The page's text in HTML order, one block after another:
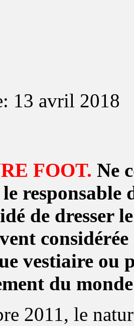
13 avril 2018
FOOT. Ne
le
de dresser
vestiaire ou
du
2011, le